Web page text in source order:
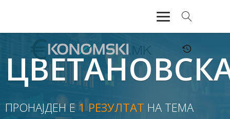
АКТУЕЛНО
ЕКОНОМИЈА
ФИНАНСИИ
ПРОНАЈДЕН Е1 РЕЗУЛТАТ НА ТЕМА